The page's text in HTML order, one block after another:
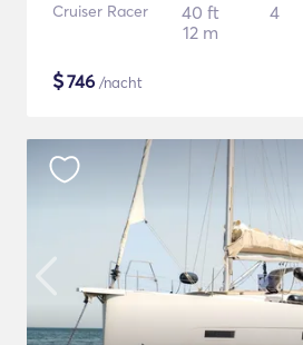
Cruiser Racer
40 ft
12 m
4
$746 /nacht